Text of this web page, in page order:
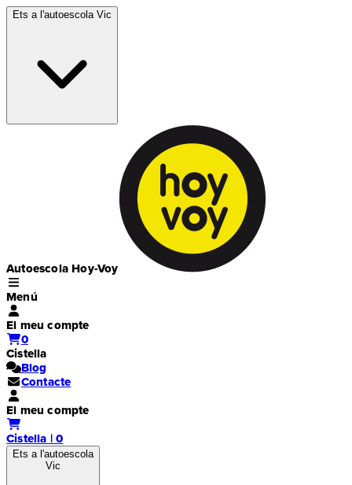
Ets a l'autoescola Vic
Autoescola Hoy-Voy
Menú
El meu compte
0
Cistella
Blog
Contacte
El meu compte
Cistella | 0
Ets a l'autoescola
Vic